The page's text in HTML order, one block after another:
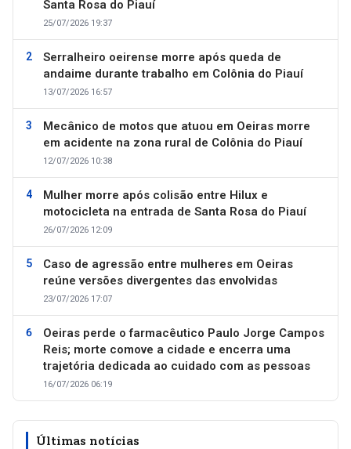
Santa Rosa do Piauí
25/07/2026 19:37
Serralheiro oeirense morre após queda de
andaime durante trabalho em Colônia do Piauí
13/07/2026 16:57
Mecânico de motos que atuou em Oeiras morre
em acidente na zona rural de Colônia do Piauí
12/07/2026 10:38
Mulher morre após colisão entre Hilux e
motocicleta na entrada de Santa Rosa do Piauí
26/07/2026 12:09
Caso de agressão entre mulheres em Oeiras
reúne versões divergentes das envolvidas
23/07/2026 17:07
Oeiras perde o farmacêutico Paulo Jorge Campos
Reis; morte comove a cidade e encerra uma
trajetória dedicada ao cuidado com as pessoas
16/07/2026 06:19
Últimas notícias